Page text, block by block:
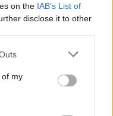
on the IAB’s List of
disclose it to other
one or more Google
You may click to
its third-party tags to
in below Google
of myÁLLÓ HECSEI ÚTI